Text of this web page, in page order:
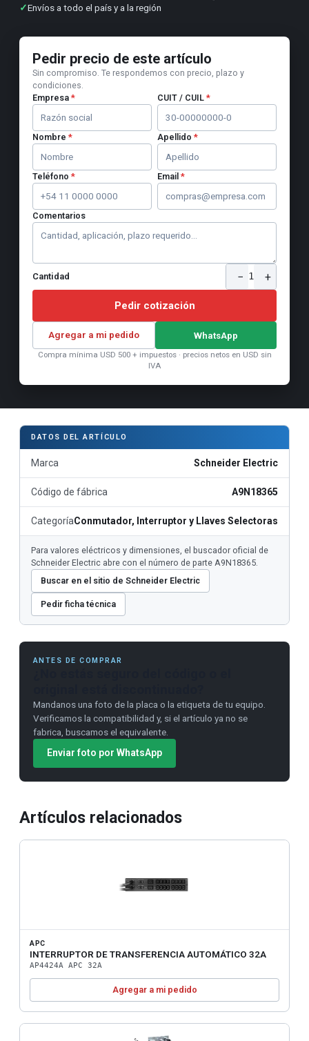
✓Envíos a todo el país y a la región
Pedir precio de este artículo
Sin compromiso. Te respondemos con precio, plazo y
condiciones.
Empresa * CUIT / CUIL *
Nombre * Apellido *
Teléfono * Email *
Comentarios
Cantidad − 1 +
Pedir cotización
Agregar a mi pedido WhatsApp
Compra mínima USD 500 + impuestos · precios netos en USD sin
IVA
DATOS DEL ARTÍCULO
Marca Schneider Electric
Código de fábrica A9N18365
CategoríaConmutador, Interruptor y Llaves Selectoras
Para valores eléctricos y dimensiones, el buscador oficial de
Schneider Electric abre con el número de parte A9N18365.
Buscar en el sitio de Schneider Electric
Pedir ficha técnica
ANTES DE COMPRAR
Mandanos una foto de la placa o la etiqueta de tu equipo.
Verificamos la compatibilidad y, si el artículo ya no se
fabrica, buscamos el equivalente.
Enviar foto por WhatsApp
Artículos relacionados
APC
INTERRUPTOR DE TRANSFERENCIA AUTOMÁTICO 32A
AP4424A APC 32A
Agregar a mi pedido